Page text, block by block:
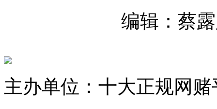
编辑：蔡
主办单位：十大正规网赌